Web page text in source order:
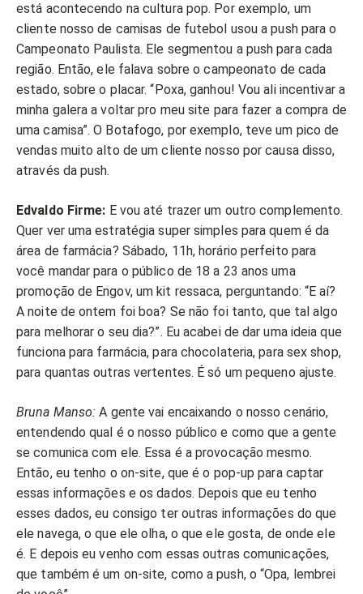
está acontecendo na cultura pop. Por exemplo, um
cliente nosso de camisas de futebol usou a push para o
Campeonato Paulista. Ele segmentou a push para cada
região. Então, ele falava sobre o campeonato de cada
estado, sobre o placar. “Poxa, ganhou! Vou ali incentivar a
minha galera a voltar pro meu site para fazer a compra de
uma camisa”. O Botafogo, por exemplo, teve um pico de
vendas muito alto de um cliente nosso por causa disso,
através da push.
Edvaldo Firme: E vou até trazer um outro complemento.
Quer ver uma estratégia super simples para quem é da
área de farmácia? Sábado, 11h, horário perfeito para
você mandar para o público de 18 a 23 anos uma
promoção de Engov, um kit ressaca, perguntando: “E aí?
A noite de ontem foi boa? Se não foi tanto, que tal algo
para melhorar o seu dia?”. Eu acabei de dar uma ideia que
funciona para farmácia, para chocolateria, para sex shop,
para quantas outras vertentes. É só um pequeno ajuste.
Bruna Manso: A gente vai encaixando o nosso cenário,
entendendo qual é o nosso público e como que a gente
se comunica com ele. Essa é a provocação mesmo.
Então, eu tenho o on-site, que é o pop-up para captar
essas informações e os dados. Depois que eu tenho
esses dados, eu consigo ter outras informações do que
ele navega, o que ele olha, o que ele gosta, de onde ele
é. E depois eu venho com essas outras comunicações,
que também é um on-site, como a push, o “Opa, lembrei